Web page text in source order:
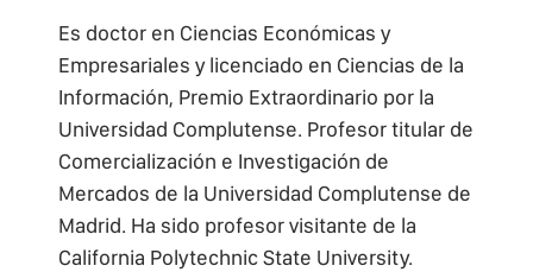
Es doctor en Ciencias Económicas y
Empresariales y licenciado en Ciencias de la
Información, Premio Extraordinario por la
Universidad Complutense. Profesor titular de
Comercialización e Investigación de
Mercados de la Universidad Complutense de
Madrid. Ha sido profesor visitante de la
California Polytechnic State University.